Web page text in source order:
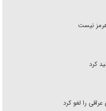
نیست
را لغو کرد